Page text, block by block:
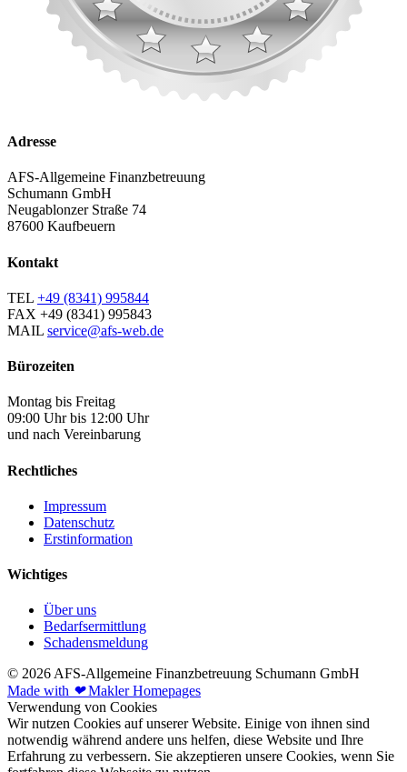
Adresse
AFS-Allgemeine Finanzbetreuung
Schumann GmbH
Neugablonzer Straße 74
87600 Kaufbeuern
Kontakt
TEL +49 (8341) 995844
FAX +49 (8341) 995843
MAIL service@afs-web.de
Bürozeiten
Montag bis Freitag
09:00 Uhr bis 12:00 Uhr
und nach Vereinbarung
Rechtliches
Impressum
Datenschutz
Erstinformation
Wichtiges
Über uns
Bedarfsermittlung
Schadensmeldung
© 2026 AFS-Allgemeine Finanzbetreuung Schumann GmbH
Made with ❤Makler Homepages
Verwendung von Cookies
Wir nutzen Cookies auf unserer Website. Einige von ihnen sind
notwendig während andere uns helfen, diese Website und Ihre
Erfahrung zu verbessern. Sie akzeptieren unsere Cookies, wenn Sie